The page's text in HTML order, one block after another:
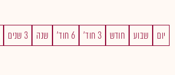
יום שבוע חודש 3 חוד' 6 חוד' שנה 3 שנים